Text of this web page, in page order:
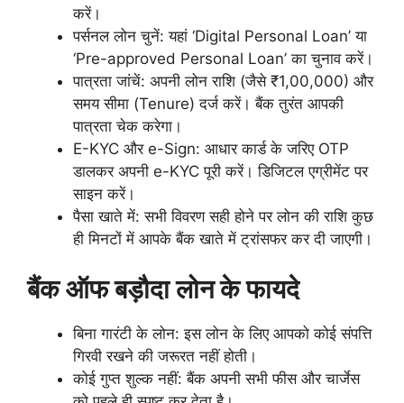
करें।
पर्सनल लोन चुनें: यहां ‘Digital Personal Loan’ या
‘Pre-approved Personal Loan’ का चुनाव करें।
पात्रता जांचें: अपनी लोन राशि (जैसे ₹1,00,000) और
समय सीमा (Tenure) दर्ज करें। बैंक तुरंत आपकी
पात्रता चेक करेगा।
E-KYC और e-Sign: आधार कार्ड के जरिए OTP
डालकर अपनी e-KYC पूरी करें। डिजिटल एग्रीमेंट पर
साइन करें।
पैसा खाते में: सभी विवरण सही होने पर लोन की राशि कुछ
ही मिनटों में आपके बैंक खाते में ट्रांसफर कर दी जाएगी।
बैंक ऑफ बड़ौदा लोन के फायदे
बिना गारंटी के लोन: इस लोन के लिए आपको कोई संपत्ति
गिरवी रखने की जरूरत नहीं होती।
कोई गुप्त शुल्क नहीं: बैंक अपनी सभी फीस और चार्जेस